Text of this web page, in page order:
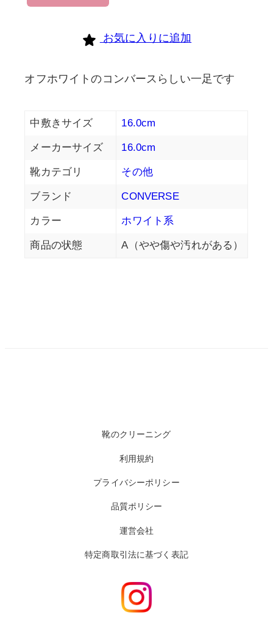
個
お気に入りに追加
オフホワイトのコンバースらしい一足です
中敷きサイズ 16.0cm
メーカーサイズ 16.0cm
靴カテゴリ その他
ブランド CONVERSE
カラー ホワイト系
商品の状態 A（やや傷や汚れがある）
靴のクリーニング
利用規約
プライバシーポリシー
品質ポリシー
運営会社
特定商取引法に基づく表記